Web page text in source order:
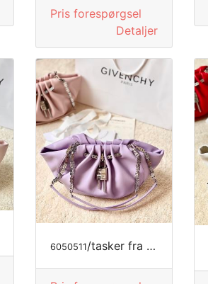
Pris forespørgsel
Detaljer
6050511/tasker fra GIVENCHY